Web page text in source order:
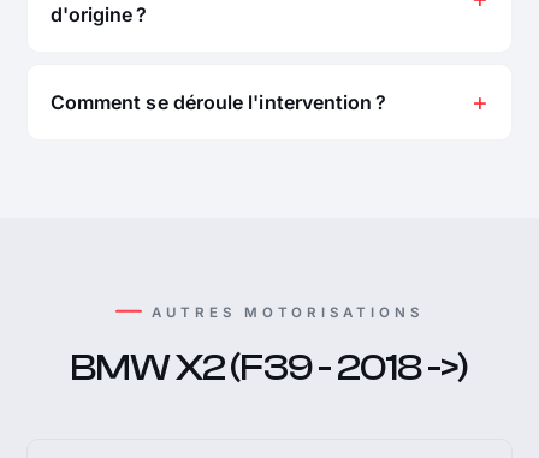
d'origine ?
Comment se déroule l'intervention ?
AUTRES MOTORISATIONS
BMW X2 (F39 - 2018 ->)